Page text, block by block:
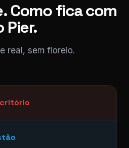
Como fica com
Pier.
real, sem floreio.